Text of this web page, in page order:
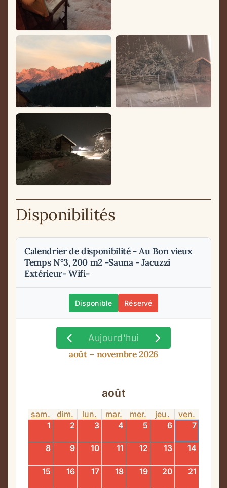
Disponibilités
Calendrier de disponibilité - Au Bon vieux
Temps N°3, 200 m2 -Sauna - Jacuzzi
Extérieur- Wifi-
Disponible Réservé
Aujourd'hui
août – novembre 2026
août
sam. dim. lun. mar. mer. jeu.
ven.
1
2 3 4 5 6 7
8 9 10 11 12 13 14
15 16 17 18 19 20 21